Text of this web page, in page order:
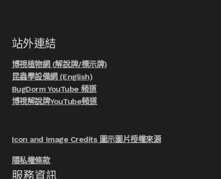
站外連結
博視植物網 (解說牌/標示牌)
昆蟲學設備網 (English)
BugDorm YouTube 頻道
博視解說牌YouTube頻道
Icon and Image Credits 圖示圖片授權來源
隱私權條款
服務資訊